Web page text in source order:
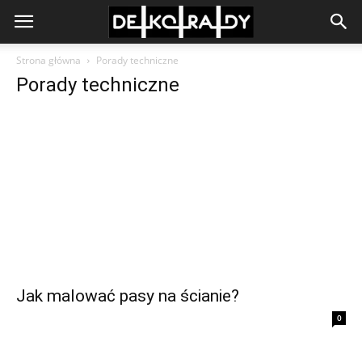
Strona główna Porady techniczne
Porady techniczne
Jak malować pasy na ścianie?
0